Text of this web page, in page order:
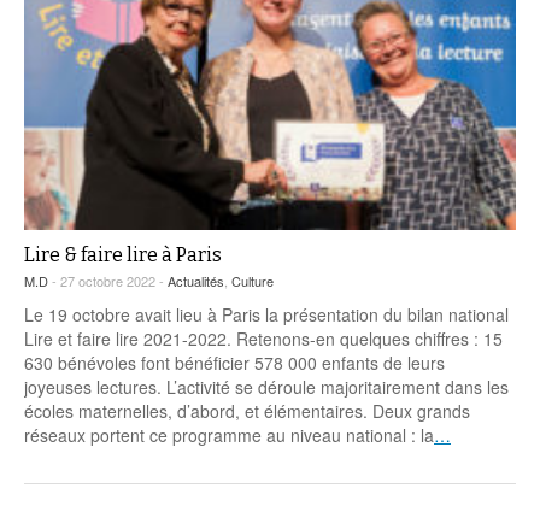
Lire & faire lire à Paris
M.D- 27 octobre 2022 - Actualités Culture
Le 19 octobre avait lieu à Paris la présentation du bilan national
Lire et faire lire 2021-2022. Retenons-en quelques chiffres : 15
630 bénévoles font bénéficier 578 000 enfants de leurs
joyeuses lectures. L’activité se déroule majoritairement dans les
écoles maternelles, d’abord, et élémentaires. Deux grands
réseaux portent ce programme au niveau national : la…